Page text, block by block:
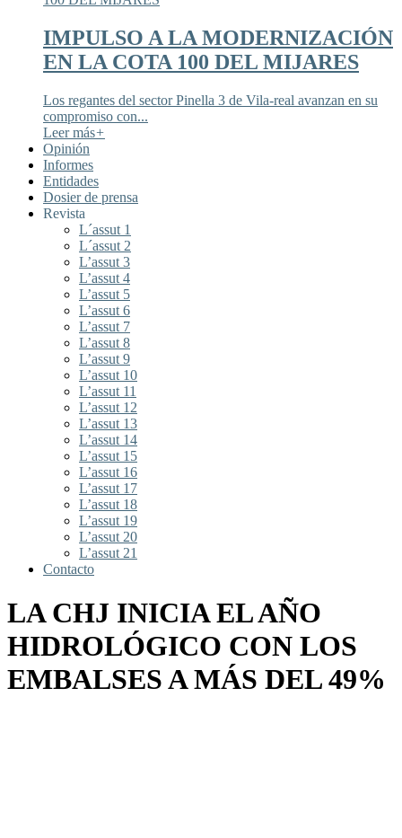
IMPULSO A LA MODERNIZACIÓN
EN LA COTA 100 DEL MIJARES
Los regantes del sector Pinella 3 de Vila-real avanzan en su
compromiso con...
Leer más+
Opinión
Informes
Entidades
Dosier de prensa
Revista
L´assut 1
L´assut 2
L’assut 3
L’assut 4
L’assut 5
L’assut 6
L’assut 7
L’assut 8
L’assut 9
L’assut 10
L’assut 11
L’assut 12
L’assut 13
L’assut 14
L’assut 15
L’assut 16
L’assut 17
L’assut 18
L’assut 19
L’assut 20
L’assut 21
Contacto
LA CHJ INICIA EL AÑO
HIDROLÓGICO CON LOS
EMBALSES A MÁS DEL 49%